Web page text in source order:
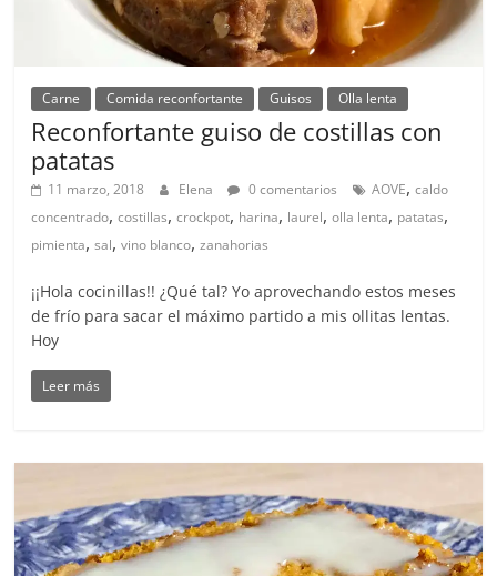
Carne Comida reconfortante Guisos Olla lenta
Reconfortante guiso de costillas con
patatas
11 marzo, 2018 Elena 0 comentarios AOVE,caldo
concentrado,costillas,crockpot, harina, laurel,olla lenta, patatas,
pimienta,sal,vino blanco,zanahorias
¡¡Hola cocinillas!! ¿Qué tal? Yo aprovechando estos meses
de frío para sacar el máximo partido a mis ollitas lentas.
Hoy
Leer más